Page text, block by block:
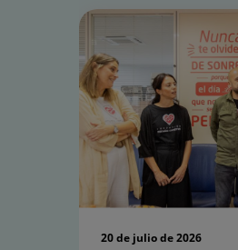
Número
diapositivas:
20 de julio de 2026